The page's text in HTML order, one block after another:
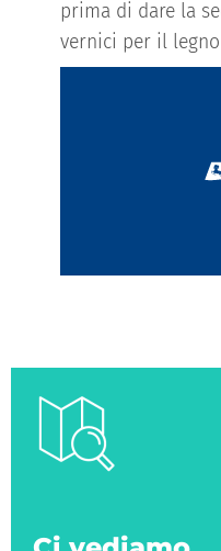
prima di dare la
vernici per il